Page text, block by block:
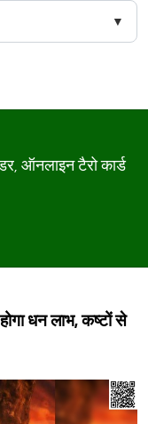
ऑनलाइन टैरो कार्ड
धन लाभ, कष्टों से